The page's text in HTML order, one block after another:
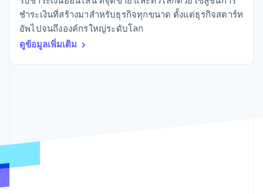
เพิ่มเติม
Product roadmap
ดูสิ่งที่กำลังจะมาถึง
Radar
บริการเฉพาะทาง
ภาครัฐ
ธุรกิจค้าปลีก
ชำระเงินที่สร้างมาสำหรับธุรกิจทุกขนาด ตั้งแต่ธุรกิจสตาร์ท
อัพไปจนถึงองค์กรใหญ่ระดับโลก
ดูข้อมูลเพิ่มเติม